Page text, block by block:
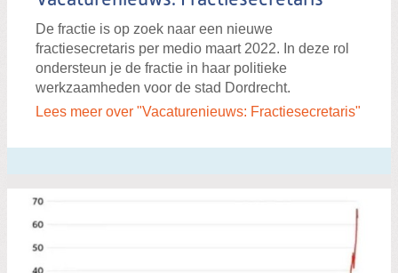
De fractie is op zoek naar een nieuwe
fractiesecretaris per medio maart 2022. In deze rol
ondersteun je de fractie in haar politieke
werkzaamheden voor de stad Dordrecht.
Lees meer over "Vacaturenieuws: Fractiesecretaris"